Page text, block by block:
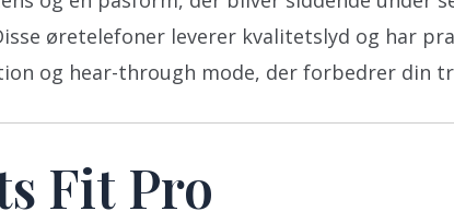
øretelefoner leverer kvalitetslyd og har
og hear-through mode, der forbedrer din
Fit Pro